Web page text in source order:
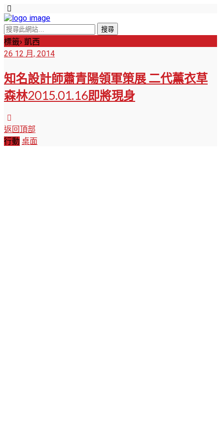
標籤› 凱西
26 12 月, 2014
知名設計師蕭青陽領軍策展 二代薰衣草
森林2015.01.16即將現身
返回頂部
行動 桌面